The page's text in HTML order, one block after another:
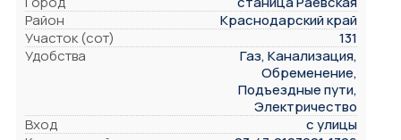
Район
Краснодарский край
Участок (сот)
131
Удобства
Газ, Канализация,
Обременение,
Подъездные пути,
Электричество
Вход
с улицы